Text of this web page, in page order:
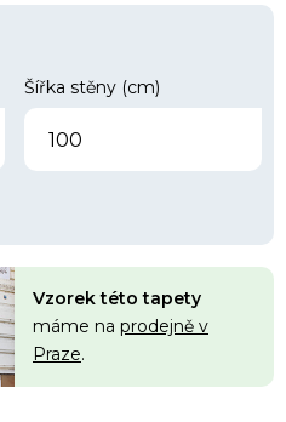
Šířka stěny (cm)
Vzorek této tapety
máme na prodejně v
Praze.